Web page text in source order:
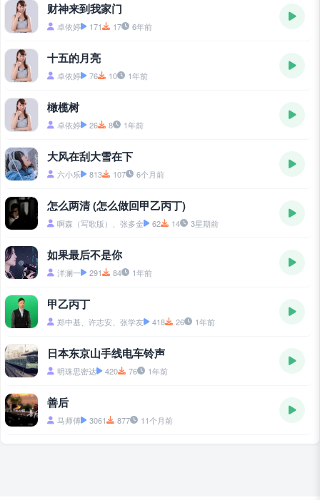
财神来到我家门
卓依婷 171 17 6年前
十五的月亮
卓依婷 76 10 1年前
橄榄树
卓依婷 26 8 1年前
大风在刮大雪在下
六小乐 813 107 6个月前
怎么两清 (怎么做回甲乙丙丁)
啊森（写歌版）、张多金 62 14 3星期前
如果最后不是你
洋澜一 291 84 1年前
甲乙丙丁
郑中基、许志安、张学友 418 26 1年前
日本东京山手线电车铃声
明珠思密达 420 76 1年前
善后
马师傅 3061 877 11个月前